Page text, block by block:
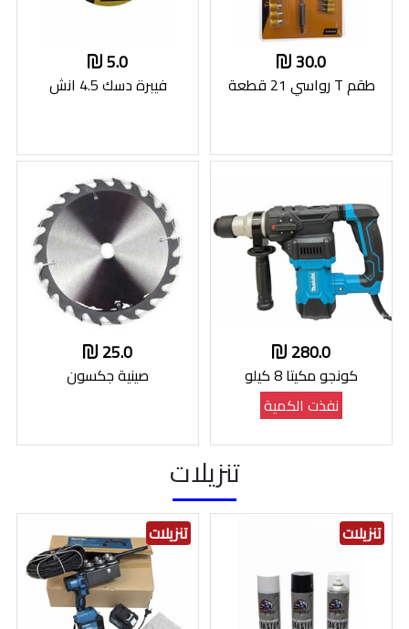
30.0
طقم T رواسي 21 قطعة
5.0
فيبرة دسك 4.5 انش
280.0
كونجو مكيتا 8 كيلو
نفذت الكمية
25.0
صينية جكسون
تنزيلات
تنزيلات تنزيلات